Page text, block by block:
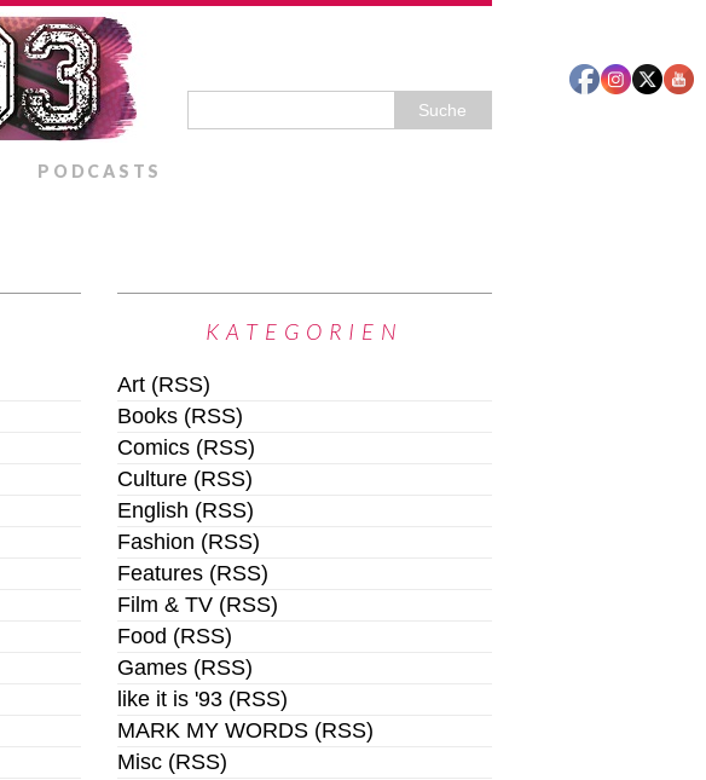
PODCASTS
KATEGORIEN
Art (RSS)
Books (RSS)
Comics (RSS)
Culture (RSS)
English (RSS)
Fashion (RSS)
Features (RSS)
Film & TV (RSS)
Food (RSS)
Games (RSS)
like it is '93 (RSS)
MARK MY WORDS (RSS)
Misc (RSS)